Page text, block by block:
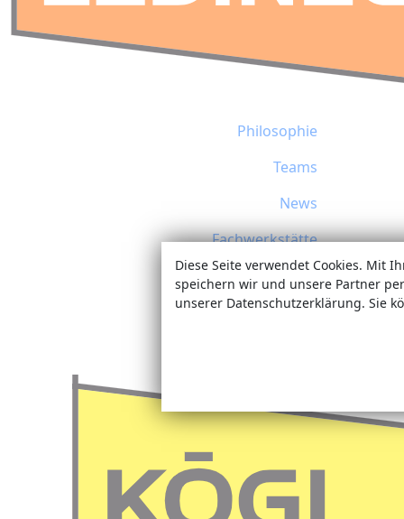
Philosophie
Teams
News
Fachwerkstätte
Termine
Sonderanfertigungen
Diese Seite verwendet Cookies. Mit
speichern wir und unsere Partner
unserer Datenschutzerklärung. Sie